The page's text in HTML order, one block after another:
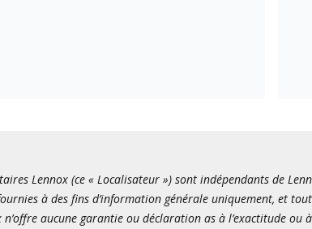
Lennox (ce « Localisateur ») sont indépendants de
à des fins d’information générale uniquement, et
aucune garantie ou déclaration as à l’exactitude